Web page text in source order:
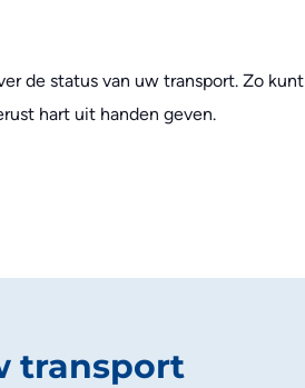
de status van uw transport. Zo kunt
hart uit handen geven.
transport